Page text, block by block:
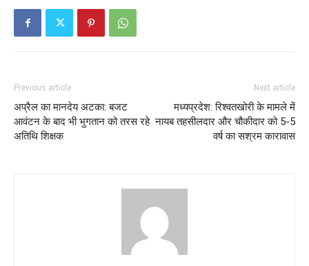
Previous article
अप्रैल का मानदेय अटका: बजट
आवंटन के बाद भी भुगतान को तरस रहे
अतिथि शिक्षक
Next article
मध्यप्रदेश: रिश्वतखोरी के मामले में
नायब तहसीलदार और चौकीदार को 5-5
वर्ष का सश्रम कारावास